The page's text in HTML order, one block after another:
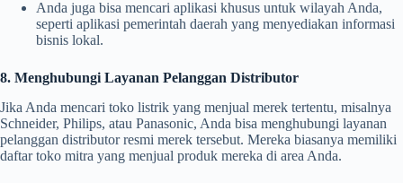
Anda juga bisa mencari aplikasi khusus untuk wilayah Anda,
seperti aplikasi pemerintah daerah yang menyediakan informasi
bisnis lokal.
8. Menghubungi Layanan Pelanggan Distributor
Jika Anda mencari toko listrik yang menjual merek tertentu, misalnya
Schneider, Philips, atau Panasonic, Anda bisa menghubungi layanan
pelanggan distributor resmi merek tersebut. Mereka biasanya memiliki
daftar toko mitra yang menjual produk mereka di area Anda.